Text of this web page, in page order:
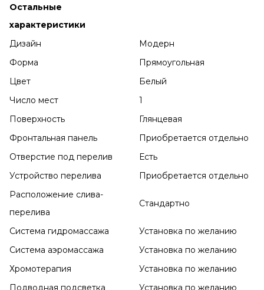
Остальные
характеристики
Дизайн
Модерн
Форма
Прямоугольная
Цвет
Белый
Число мест
1
Поверхность
Глянцевая
Фронтальная панель
Приобретается отдельно
Отверстие под перелив
Есть
Устройство перелива
Приобретается отдельно
Расположение слива-
перелива
Стандартно
Система гидромассажа
Установка по желанию
Система аэромассажа
Установка по желанию
Хромотерапия
Установка по желанию
Подводная подсветка
Установка по желанию